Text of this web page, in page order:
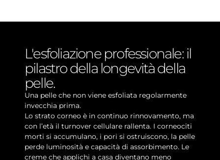
L'esfoliazione professionale: il
pilastro della longevità della
pelle.
Una pelle che non viene esfoliata regolarmente
invecchia prima.
Lo strato corneo è in continuo rinnovamento, ma
con l’età il turnover cellulare rallenta. I corneociti
morti si accumulano, i pori si ostruiscono, la pelle
perde luminosità e capacità di assorbimento. Le
creme che applichi a casa diventano meno